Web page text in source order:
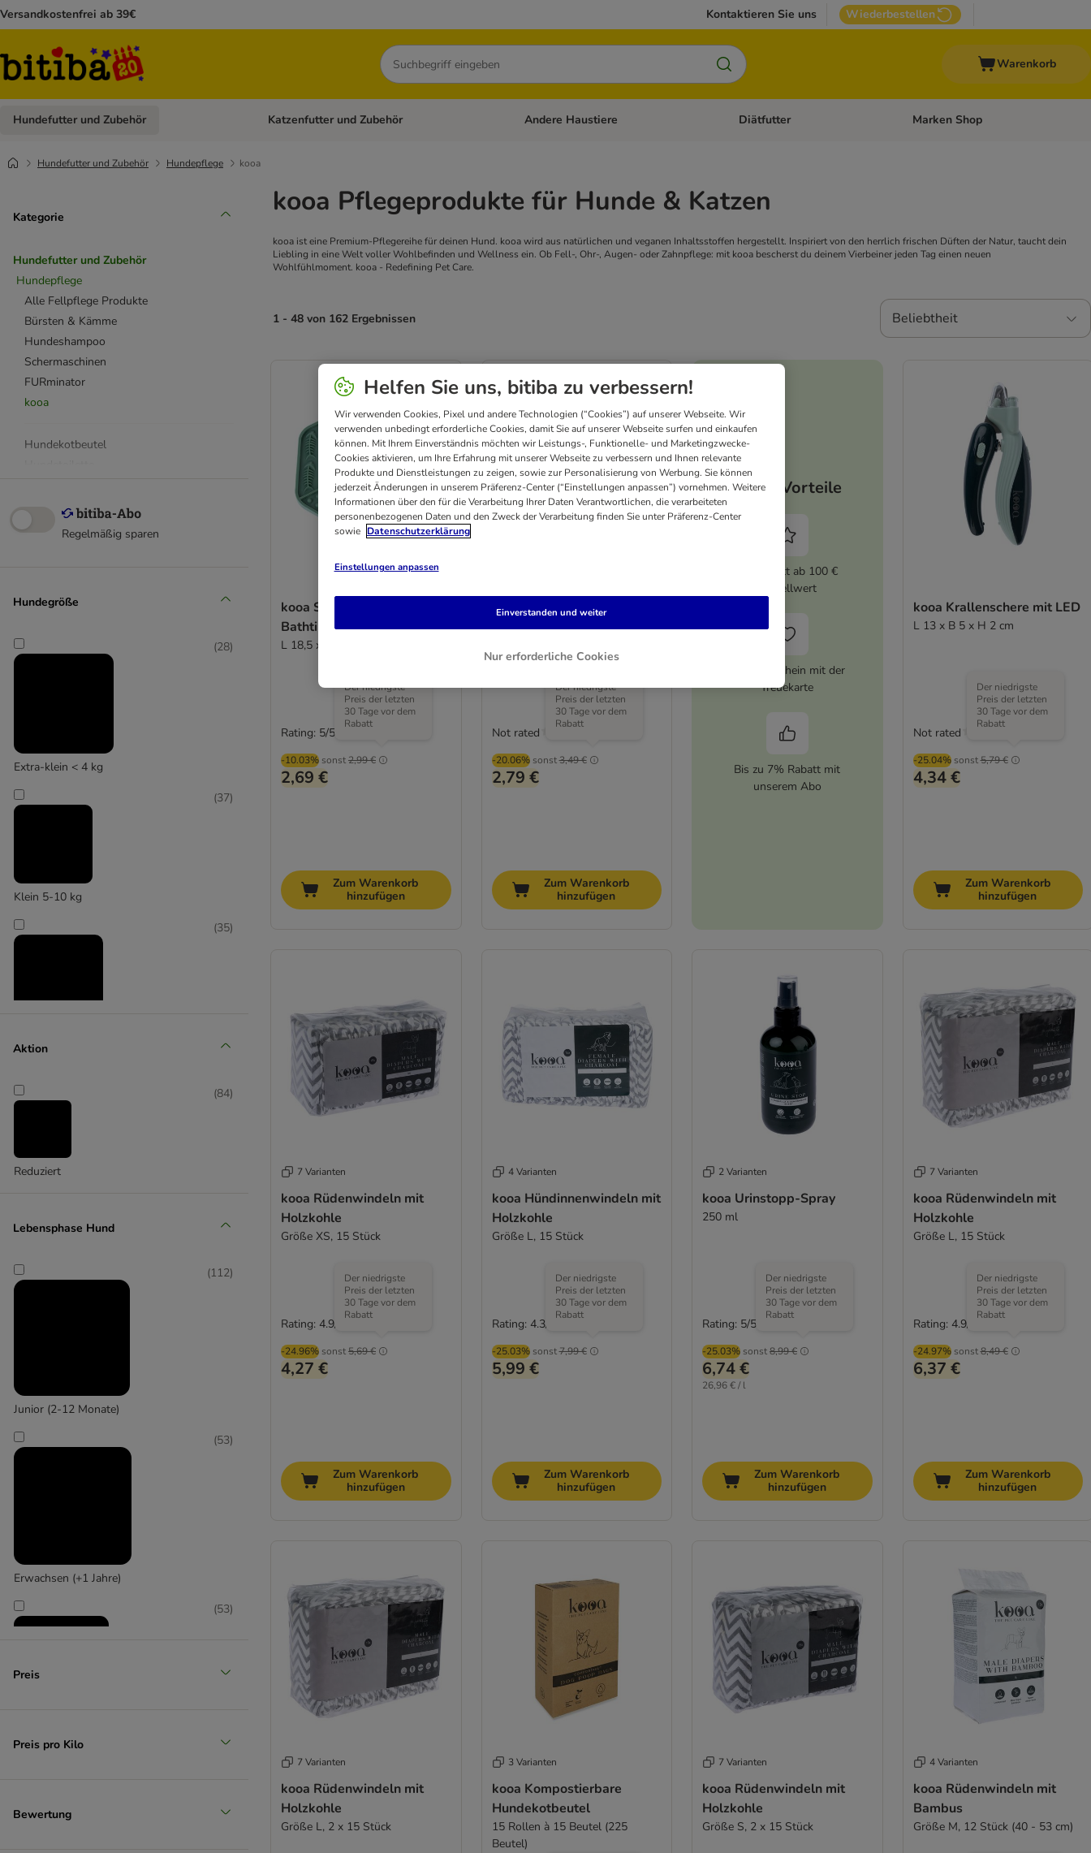
Versandkostenfrei ab 39€ Kontaktieren Sie uns Wiederbestellen
Suchen
Warenkorb
Hundefutter und Zubehör Kategorie-Menü öffnen: Hundefutter und Zubehör
Katzenfutter und Zubehör Kategorie-Menü öffnen: Katzenfutter und Zubehör
Andere Haustiere Kategorie-Menü öffnen: Andere Haustiere
Diätfutter Kategorie-Menü öffnen: Diätfutter
Marken Shop
Hundefutter und Zubehör Hundepflege kooa
Kategorie
Hundefutter und Zubehör
Hundepflege
Alle Fellpflege Produkte
Bürsten & Kämme
Hundeshampoo
Schermaschinen
FURminator
kooa
Hundekotbeutel
Pfotenpflege
Zahnpflege
Hausapotheke
Regelmäßig sparen
Hundegröße
Extra-klein < 4 kg
(28)
Klein 5-10 kg
(37)
(35)
Groß 26-45 kg
Aktion
Reduziert
(84)
Lebensphase Hund
Junior (2-12 Monate)
(112)
Erwachsen (+1 Jahre)
(53)
(53)
Preis
Preis pro Kilo
Bewertung
kooa Pflegeprodukte für Hunde & Katzen
kooa ist eine Premium-Pflegereihe für deinen Hund. kooa wird aus natürlichen und veganen Inhaltsstoffen hergestellt. Inspiriert von den herrlich frischen Düften der Natur, taucht dein
Liebling in eine Welt voller Wohlbefinden und Wellness ein. Ob Fell-, Ohr-, Augen- oder Zahnpflege: mit kooa bescherst du deinem Vierbeiner jeden Tag einen neuen
Wohlfühlmoment. kooa - Redefining Pet Care.
1 - 48 von 162 Ergebnissen Beliebtheit
kooa Schleckmatte
Bathtime
L 18,5 x B 15,5 x H 1 cm
-10.03% sonst2,99 €
Der niedrigste
Preis der letzten
30 Tage vor dem
Rabatt
2,69 €
Rating: 5/5
Zum Warenkorb
hinzufügen
kooa Doppelseitiger
Pflegehandschuh
-20.06% sonst3,49 €
Der niedrigste
Preis der letzten
30 Tage vor dem
Rabatt
2,79 €
Not rated
Zum Warenkorb
hinzufügen
Deine Vorteile
5% Rabatt ab 100 €
Bestellwert
10 € Gutschein mit der
Treuekarte
Bis zu 7% Rabatt mit
unserem Abo
kooa Krallenschere mit LED
L 13 x B 5 x H 2 cm
-25.04% sonst5,79 €
Der niedrigste
Preis der letzten
30 Tage vor dem
Rabatt
4,34 €
Not rated
Zum Warenkorb
hinzufügen
7 Varianten
kooa Rüdenwindeln mit
Holzkohle
Größe XS, 15 Stück
-24.96% sonst5,69 €
Der niedrigste
Preis der letzten
30 Tage vor dem
Rabatt
4,27 €
Rating: 4.9/5
Zum Warenkorb
hinzufügen
4 Varianten
kooa Hündinnenwindeln mit
Holzkohle
Größe L, 15 Stück
-25.03% sonst7,99 €
Der niedrigste
Preis der letzten
30 Tage vor dem
Rabatt
5,99 €
Rating: 4.3/5
Zum Warenkorb
hinzufügen
2 Varianten
kooa Urinstopp-Spray
250 ml
-25.03% sonst8,99 €
Der niedrigste
Preis der letzten
30 Tage vor dem
Rabatt
6,74 €
26,96 € / l
Rating: 5/5
Zum Warenkorb
hinzufügen
7 Varianten
kooa Rüdenwindeln mit
Holzkohle
Größe L, 15 Stück
-24.97% sonst8,49 €
Der niedrigste
Preis der letzten
30 Tage vor dem
Rabatt
6,37 €
Rating: 4.9/5
Zum Warenkorb
hinzufügen
7 Varianten
kooa Rüdenwindeln mit
Holzkohle
Größe L, 2 x 15 Stück
3 Varianten
kooa Kompostierbare
Hundekotbeutel
15 Rollen à 15 Beutel (225
Beutel)
7 Varianten
kooa Rüdenwindeln mit
Holzkohle
Größe S, 2 x 15 Stück
4 Varianten
kooa Rüdenwindeln mit
Bambus
Größe M, 12 Stück (40 - 53 cm)
Helfen Sie uns, bitiba zu verbessern!
Wir verwenden Cookies, Pixel und andere Technologien (“Cookies”) auf unserer Webseite. Wir
verwenden unbedingt erforderliche Cookies, damit Sie auf unserer Webseite surfen und einkaufen
können. Mit Ihrem Einverständnis möchten wir Leistungs-, Funktionelle- und Marketingzwecke-
Cookies aktivieren, um Ihre Erfahrung mit unserer Webseite zu verbessern und Ihnen relevante
Produkte und Dienstleistungen zu zeigen, sowie zur Personalisierung von Werbung. Sie können
jederzeit Änderungen in unserem Präferenz-Center (“Einstellungen anpassen”) vornehmen. Weitere
Informationen über den für die Verarbeitung Ihrer Daten Verantwortlichen, die verarbeiteten
personenbezogenen Daten und den Zweck der Verarbeitung finden Sie unter Präferenz-Center
sowie Datenschutzerklärung
Einstellungen anpassen
Nur erforderliche Cookies
Einverstanden und weiter